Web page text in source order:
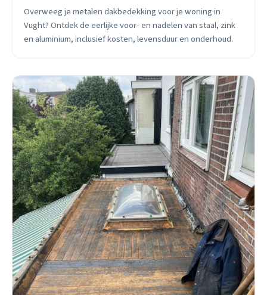
Overweeg je metalen dakbedekking voor je woning in
Vught? Ontdek de eerlijke voor- en nadelen van staal, zink
en aluminium, inclusief kosten, levensduur en onderhoud.